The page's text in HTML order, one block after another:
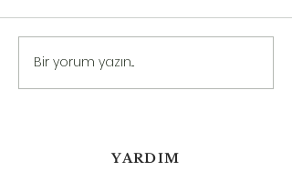
Aşırı Sıcak Havalarda
Nelere Dikkat Etmeliyiz ?
Bir yorum yazın...
YARDIM